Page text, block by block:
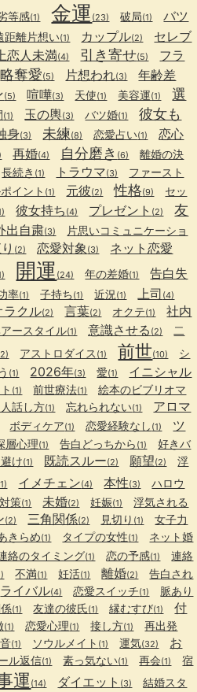
等感(1) 金運 (23) 破局(1)
バツ
距離片想い(1) カップル(2)
セレブ
恋人未満(4) 引き寄せ(5)
フラ
略奪愛(5) 片想われ(3) 年齢差
(5) 喧嘩(3) 天使(1) 美容運(1)
選
(1) 玉の輿(3) バツ婚(1)
彼女も
身(3) 未練(8) 恋愛占い(1) 恋心
再婚(4) 自分磨き (6)
離婚の決
長続き (1) トラウマ(3)
ファースト
イント (1) 元彼(2) 性格(9)
セッ
彼女持ち (4) プレゼント (2)
友
出自粛(3)
片思いコミュニケーショ
(2) 恋愛対象(3) ネット恋愛
開運 (24) 年の差婚(1)
告白失
率(1) 子持ち(1) 近況(1) 上司 (4)
ラクル(2) 言葉(2) オクテ(1)
社内
ースタイル(1) 意識させる (2)
二
アストロダイス (1) 前世(10)
シ
(1) 2026年(3) 愛(1) イニシャル
(1) 前世療法(1)
絵本のビブリオマ
話し方(1) 忘れられない(1) アロマ
ボディケア(1) 恋愛経験なし (1)
ツ
層心理(1) 告白どっちから (1)
好きバ
け(1) 既読スルー(2) 願望(2)
浮
イメチェン(4) 本性(3)
ハロウ
策(1) 未婚(2) 妊娠(1)
浮気される
(2) 三角関係(2) 見切り (1) 女子力
きらめ(1) タイプの女性(1)
ネット婚
絡のタイミング(1) 恋の予感(1) 連絡
不満(1) 妊活(1) 離婚(2)
告白され
ライバル(4) 恋愛スイッチ(1) 脈あり
(1) 友達の彼氏(1) 縁むすび(1)
付
(1) 恋愛心理(1) 接し方(1) 再出発
(1) ソウルメイト (1) 運気(32)
お
ル返信(1) 素っ気ない(1) 再会(1)
宿
運 (14) ダイエット (3)
結婚スタ